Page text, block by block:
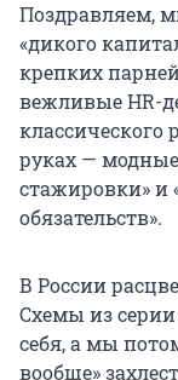
Поздравляем,
«дикого
крепких
вежливые HR-
классического
руках — модные
стажировки» и
обязательств».
В России
Схемы из
себя, а мы
вообще»